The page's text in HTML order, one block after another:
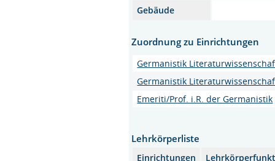
Gebäude
Zuordnung zu Einrichtungen
Germanistik
Germanistik
Emeriti/Prof. i.R. der Germanistik
Lehrkörperliste
Einrichtungen